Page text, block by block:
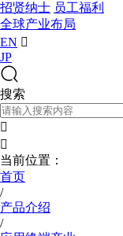
招贤纳士 员工福利
全球产业布局
EN 
JP
搜索


当前位置：
首页
/
产品介绍
/